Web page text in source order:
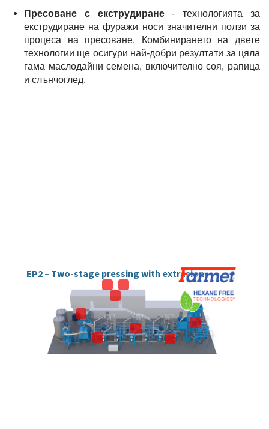
Пресоване с екструдиране- технологията за
екструдиране на фуражи носи значителни ползи за
процеса на пресоване. Комбинирането на двете
технологии ще осигури най-добри резултати за цяла
гама маслодайни семена, включително соя, рапица
и слънчоглед.